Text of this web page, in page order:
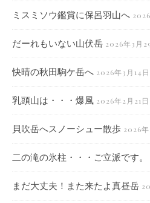
ミスミソウ鑑賞に保呂羽山へ
だーれもいない山伏岳 2026年3月
快晴の秋田駒ケ岳へ 2026年3月14日
乳頭山は・・・爆風 2026年2月21日
貝吹岳へスノーシュー散歩 2026
二の滝の氷柱・・・ご立派です。
まだ大丈夫！また来たよ真昼岳